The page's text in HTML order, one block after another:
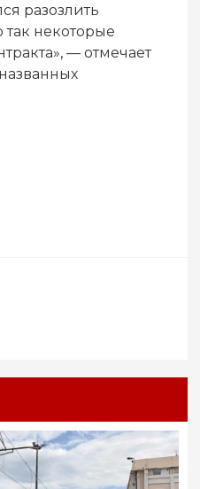
разозлить
некоторые
— отмечает